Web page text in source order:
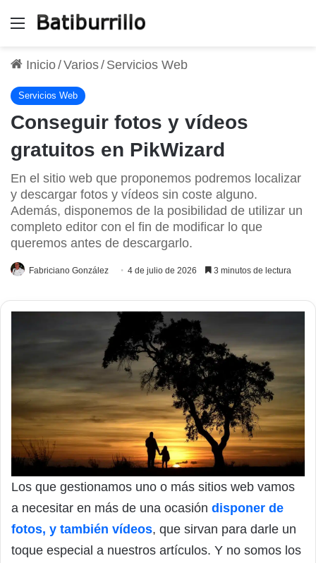
Menú
Inicio/Varios/ Servicios Web
Servicios Web
Conseguir fotos y vídeos
gratuitos en PikWizard
En el sitio web que proponemos podremos localizar
y descargar fotos y vídeos sin coste alguno.
Además, disponemos de la posibilidad de utilizar un
completo editor con el fin de modificar lo que
queremos antes de descargarlo.
Fabriciano González 4 de julio de 2026 3 minutos de lectura
Los que gestionamos uno o más sitios web vamos
a necesitar en más de una ocasión disponer de
fotos, y también vídeos, que sirvan para darle un
toque especial a nuestros artículos. Y no somos los